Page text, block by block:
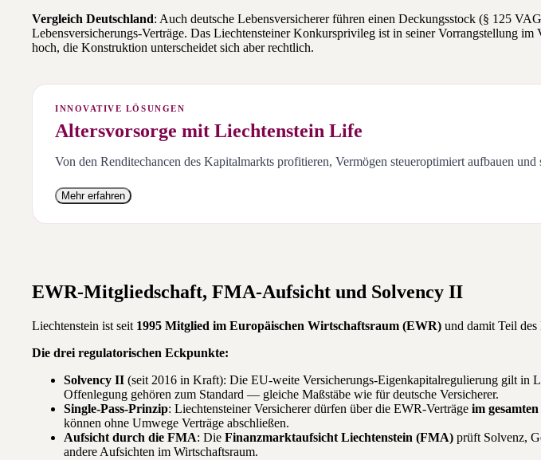
Vergleich Deutschland: Auch deutsche Lebensversicherer führen einen Deckungsstock (§ 125
Lebensversicherungs-Verträge. Das Liechtensteiner Konkursprivileg ist in seiner Vorrangstellung
hoch, die Konstruktion unterscheidet sich aber rechtlich.
INNOVATIVE LÖSUNGEN
Altersvorsorge mit Liechtenstein Life
Von den Renditechancen des Kapitalmarkts profitieren, Vermögen steueroptimiert aufbauen
Mehr erfahren
EWR-Mitgliedschaft, FMA-Aufsicht und Solvency II
Liechtenstein ist seit 1995 Mitglied im Europäischen Wirtschaftsraum (EWR) und damit Teil
Die drei regulatorischen Eckpunkte:
Solvency II (seit 2016 in Kraft): Die EU-weite Versicherungs-Eigenkapitalregulierung gilt in
Offenlegung gehören zum Standard — gleiche Maßstäbe wie für deutsche Versicherer.
Single-Pass-Prinzip: Liechtensteiner Versicherer dürfen über die EWR-Verträge im
können ohne Umwege Verträge abschließen.
Aufsicht durch die FMA: Die Finanzmarktaufsicht Liechtenstein (FMA) prüft Solvenz,
andere Aufsichten im Wirtschaftsraum.